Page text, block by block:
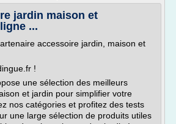
jardin maison et
...
accessoire jardin, maison et
!
une sélection des meilleurs
et jardin pour simplifier votre
nos catégories et profitez des tests
une large sélection de produits utiles